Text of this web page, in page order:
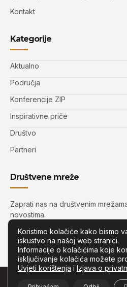
Kontakt
Kategorije
Aktualno
Područja
Konferencije ZIP
Inspirativne priče
Društvo
Partneri
Društvene mreže
Zaprati nas na društvenim
novostima.
Zip.com.hr–
Koristimo kolačiće kako bismo
iskustvo na našoj web stranici.
Informacije o kolačićima koje
isključivanje kolačića možete
Uvjeti korištenja i Izjava o